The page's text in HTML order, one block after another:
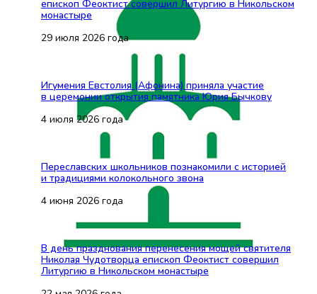
епископ Феоктист совершил Литургию в Никольском
монастыре
29 июля 2026 года
Игумения Евстолия (Афонина) приняла участие
в церемонии открытия памятника Юрия Бычкову
4 июля 2026 года
Переславских школьников познакомили с историей
и традициями колокольного звона
4 июня 2026 года
В день празднования перенесения мощей святителя
Николая Чудотворца епископ Феоктист совершил
Литургию в Никольском монастыре